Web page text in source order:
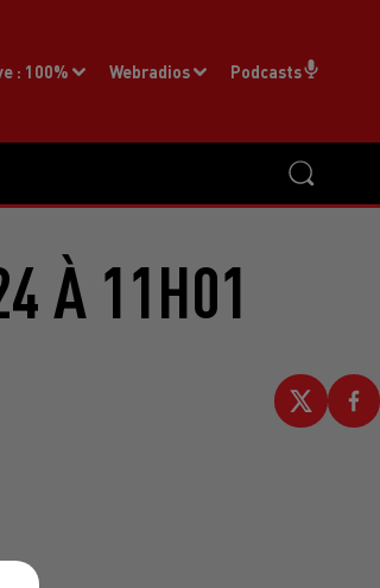
: 100% Webradios Podcasts
À 11H01